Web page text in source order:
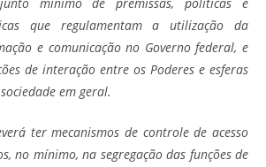
que regulamentam a utilização da
e comunicação no Governo federal, e
de interação entre os Poderes e esferas
em geral.
ter mecanismos de controle de acesso
no mínimo, na segregação das funções de